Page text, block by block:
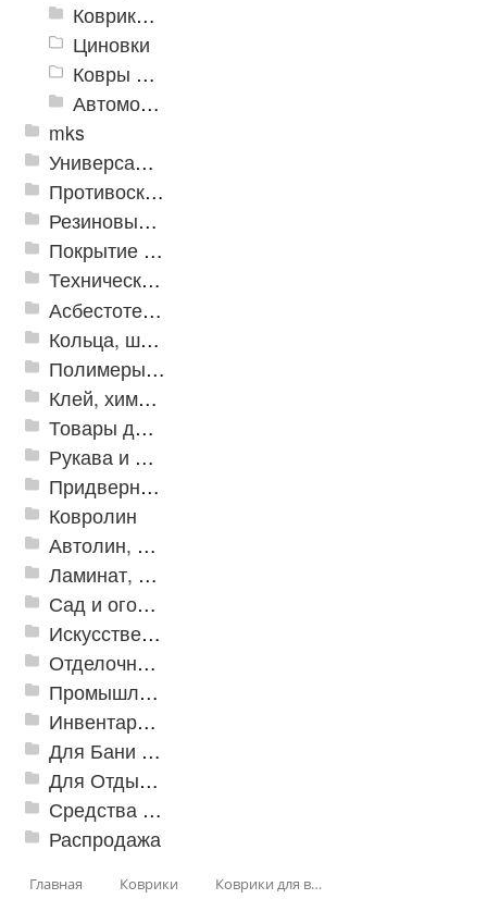
Коврики хлопковые
Циновки
Ковры для детской
Автомобильные коврики
mks
Универсальные модульные покрытия
Противоскользящая защита для лестниц, профили, ленты
Резиновые и ПВХ дорожки
Покрытие из резиновой крошки
Техническая резина
Асбестотехнические и теплоизоляционные материалы
Кольца, шайбы, манжеты
Полимеры и пластики
Клей, химия, сопутствующие товары
Товары для дома
Рукава и шланги промышленные
Придверные решетки
Ковролин
Автолин, Транслин, Линолеум
Ламинат, Кварцвиниловая плитка SPC
Сад и огород
Искусственная трава
Отделочные профили
Промышленный текстиль
Инвентарь для клининга
Для Бани и Сауны
Для Отдыха и Пикника
Средства от насекомых и садовых вредителей
Распродажа
Главная Коврики Коврики для ванн